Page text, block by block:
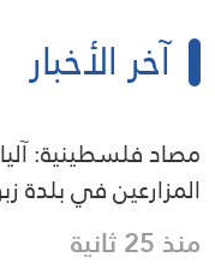
آخر الأخبار
مصاد فلسطينية:
المزارعين في بلدة
منذ 25 ثانية